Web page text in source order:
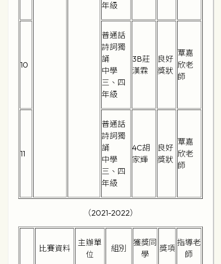
年級
10
普通話
詩詞獨
誦
中學
三、四
年級
3B莊
漢霖
良好
獎狀
覃嘉
欣老
師
11
普通話
詩詞獨
誦
中學
三、四
年級
4C胡
家輝
良好
獎狀
覃嘉
欣老
師
（2021-2022）
比賽資料
主辦單
位
組別
獲獎同
學
獎項
指導老
師